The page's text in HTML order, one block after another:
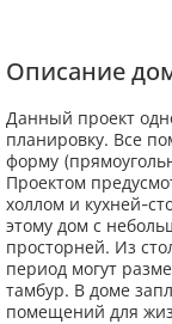
Описание
Данный проект
планировку. Все
форму
Проектом
холлом и кухней-
этому дом с
просторней. Из
период могут
тамбур. В доме
помещений для